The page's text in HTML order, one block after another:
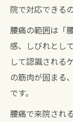
院で対応できる
腰痛の範囲は「
感、しびれとし
して認識される
の筋肉が固まる
です。
腰痛で来院され